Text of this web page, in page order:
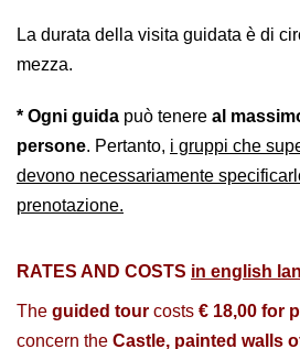
La durata della visita guidata è di
mezza.
* Ogni guida può tenere al
persone. Pertanto, i gruppi che
devono necessariamente
prenotazione.
RATES AND COSTS in english
The guided tour costs € 18,00 for
concern the Castle, painted walls